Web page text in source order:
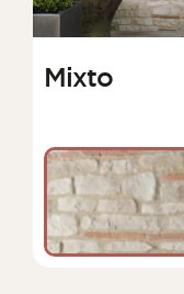
Mixto